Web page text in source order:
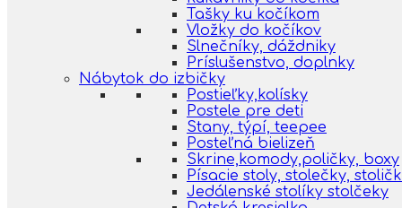
Tašky ku kočíkom
Vložky do kočíkov
Slnečníky, dáždniky
Príslušenstvo, doplnky
Nábytok do izbičky
Postieľky,kolísky
Postele pre deti
Stany, týpí, teepee
Posteľná bielizeň
Skrine,komody,poličky, boxy
Písacie stoly, stolečky,
Jedálenské stolíky stolčeky